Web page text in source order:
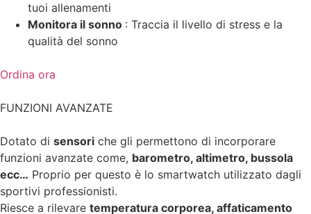
tuoi allenamenti
Monitora il sonno : Traccia il livello di stress e la
qualità del sonno
Ordina ora
FUNZIONI AVANZATE
Dotato di sensori che gli permettono di incorporare
funzioni avanzate come, barometro, altimetro, bussola
ecc… Proprio per questo è lo smartwatch utilizzato dagli
sportivi professionisti.
Riesce a rilevare temperatura corporea, affaticamento